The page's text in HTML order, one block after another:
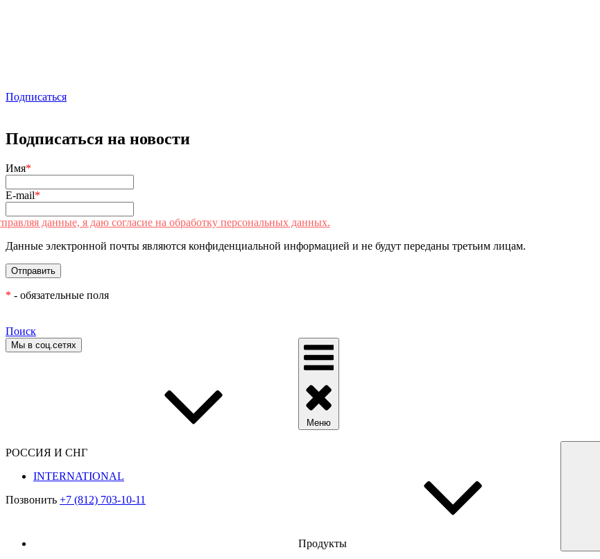
Подписаться
Подписаться на новости
Имя*
E-mail*
данные, я даю согласие на обработку персональных данных.
Данные электронной почты являются конфиденциальной информацией и не будут переданы третьим лицам.
* - обязательные поля
Поиск
Мы в соц.сетях
РОССИЯ И СНГ
INTERNATIONAL
Позвонить +7 (812) 703-10-11
Меню
Продукты